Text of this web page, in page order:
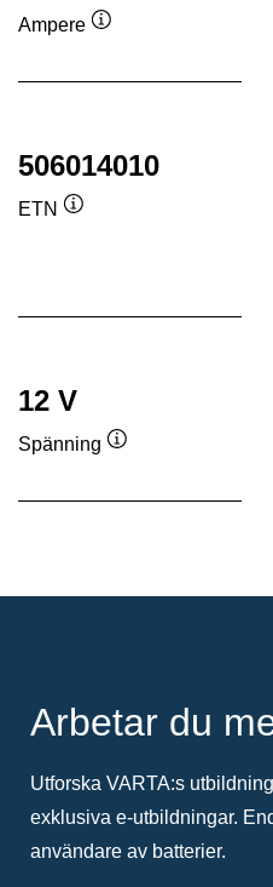
Ampere
506014010
ETN
12 V
Spänning
Arbetar du
Utforska VARTA:s
exklusiva e-utbildningar.
användare av batterier.